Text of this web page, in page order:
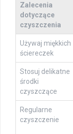
Zalecenia
dotyczące
czyszczenia
Używaj miękkich
ściereczek
Stosuj delikatne
środki
czyszczące
Regularne
czyszczenie